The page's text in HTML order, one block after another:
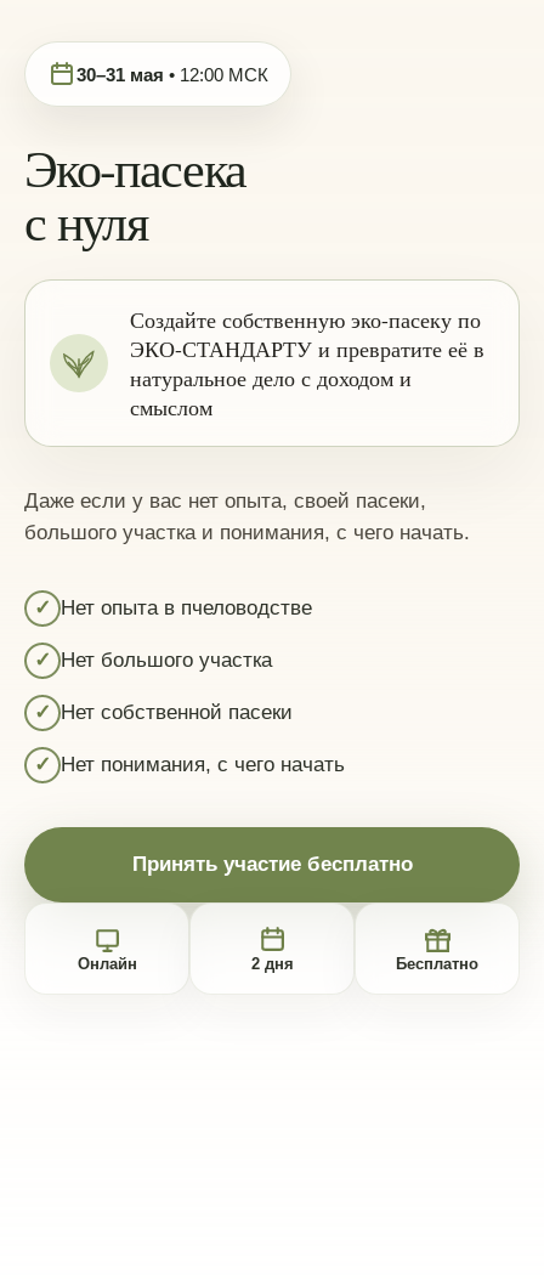
30–31 мая • 12:00 МСК
Эко-пасека
с нуля
Создайте собственную эко-пасеку по
ЭКО-СТАНДАРТУ и превратите её в
натуральное дело с доходом и
смыслом
Даже если у вас нет опыта, своей пасеки,
большого участка и понимания, с чего начать.
✓ Нет опыта в пчеловодстве
✓ Нет большого участка
✓ Нет собственной пасеки
✓ Нет понимания, с чего начать
Принять участие бесплатно
Онлайн 2 дня Бесплатно